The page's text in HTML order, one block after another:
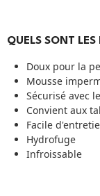
QUELS SONT
Doux pour la
Mousse
Sécurisé avec
Convient aux
Facile
Hydrofuge
Infroissable